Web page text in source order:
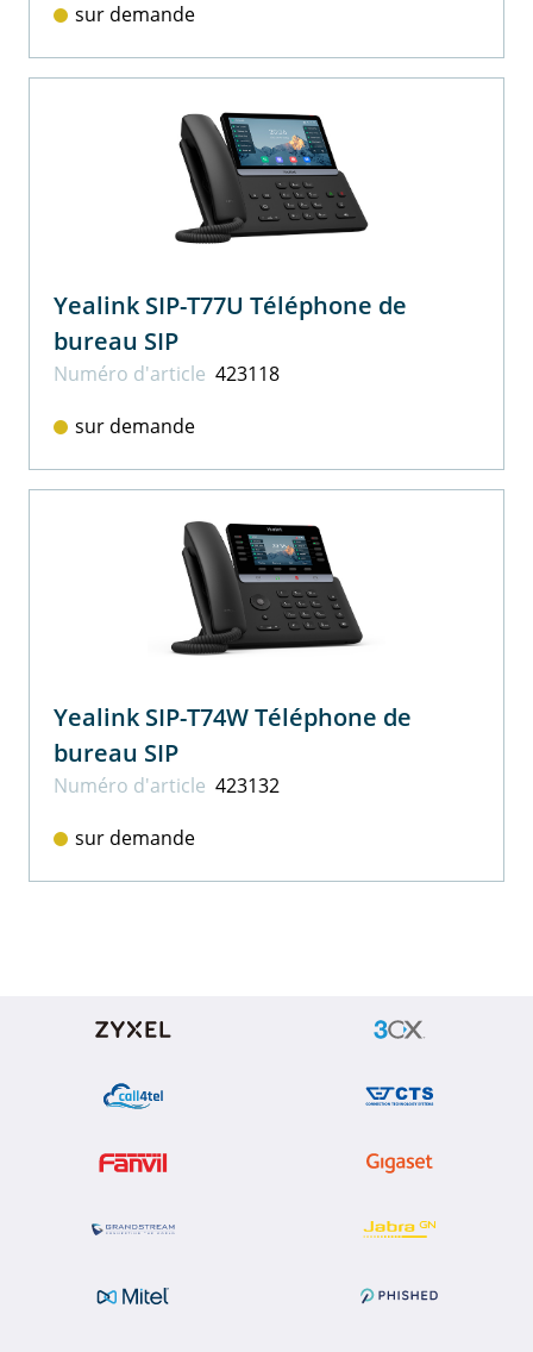
sur demande
Yealink SIP-T77U Téléphone de
bureau SIP
Numéro d'article 423118
sur demande
Yealink SIP-T74W Téléphone de
bureau SIP
Numéro d'article 423132
sur demande